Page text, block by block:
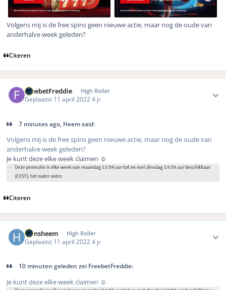
Volgens mij is de free spins geen nieuwe actie, maar nog de oude van
anderhalve week geleden?
Citeren
FreebetFreddie High Roller
Geplaatst 11 april 20224 jr
7 minutes ago, Heem said:
Volgens mij is de free spins geen nieuwe actie, maar nog de oude van
anderhalve week geleden?
Je kunt deze elke week claimen ☺️
Citeren
Hansheem High Roller
Geplaatst 11 april 20224 jr
10 minuten geleden zei FreebetFreddie:
Je kunt deze elke week claimen ☺️